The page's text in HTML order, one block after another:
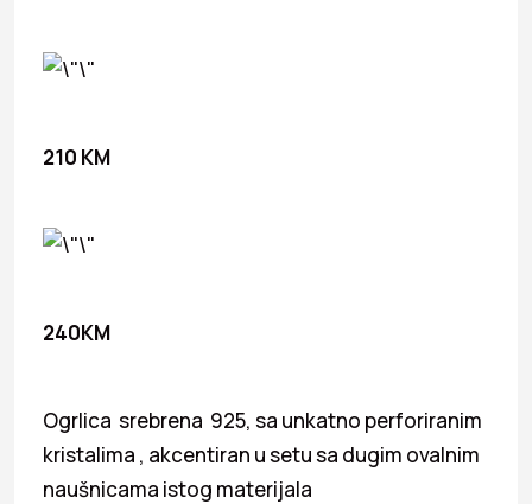
210 KM
240KM
Ogrlica srebrena 925, sa unkatno perforiranim
kristalima , akcentiran u setu sa dugim ovalnim
naušnicama istog materijala